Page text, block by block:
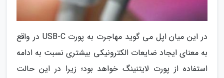
در این میان اپل می گوید مهاجرت به پورت USB-C در واقع
به معنای ایجاد ضایعات الکترونیکی بیشتری نسبت به ادامه
استفاده از پورت لایتنینگ خواهد بود؛ زیرا در این حالت